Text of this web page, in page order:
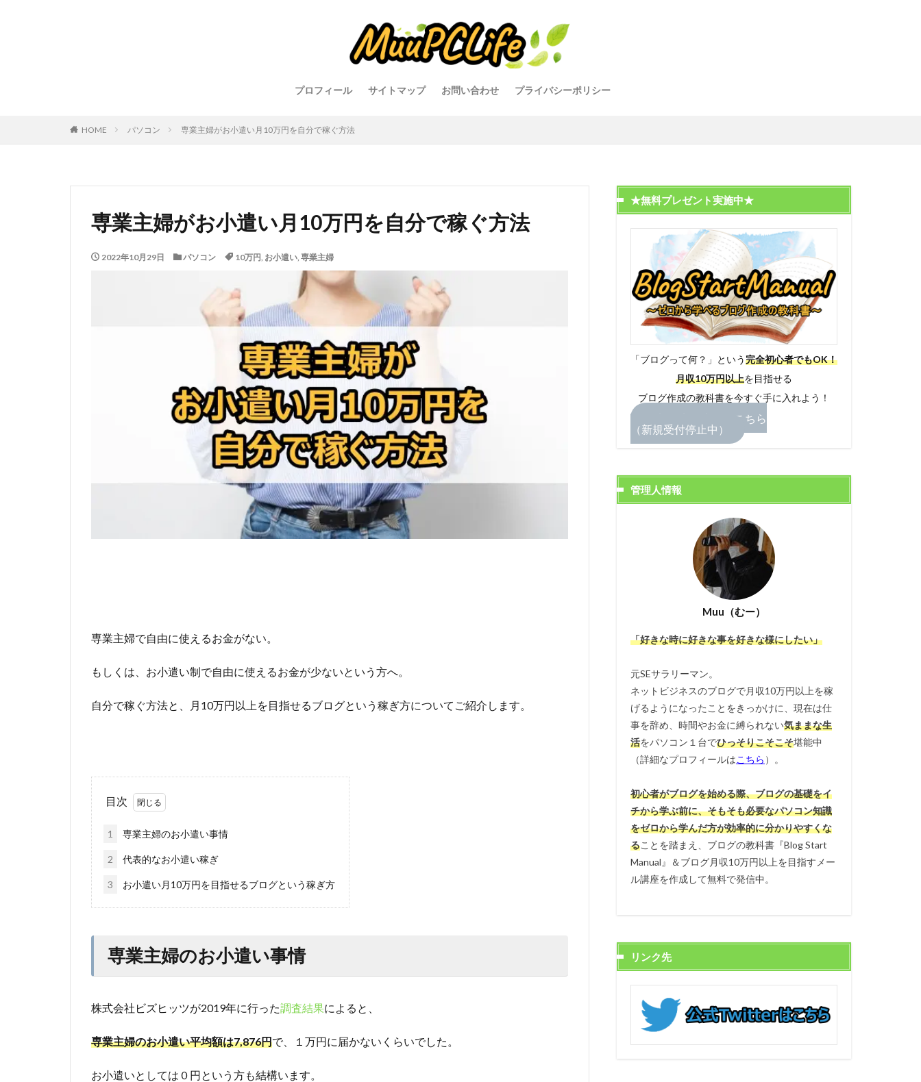
プロフィール サイトマップ お問い合わせ プライバシーポリシー
HOME パソコン 専業主婦がお小遣い月10万円を自分で稼ぐ方法
専業主婦がお小遣い月10万円を自分で稼ぐ方法
2022年10月29日 パソコン 10万円, お小遣い, 専業主婦
専業主婦で自由に使えるお金がない。
もしくは、お小遣い制で自由に使えるお金が少ないという方へ。
自分で稼ぐ方法と、月10万円以上を目指せるブログという稼ぎ方についてご紹介します。
目次
1 専業主婦のお小遣い事情
2 代表的なお小遣い稼ぎ
3 お小遣い月10万円を目指せるブログという稼ぎ方
専業主婦のお小遣い事情
株式会社ビズヒッツが2019年に行った調査結果によると、
専業主婦のお小遣い平均額は7,876円で、１万円に届かないくらいでした。
お小遣いとしては０円という方も結構います。
★無料プレゼント実施中★
「ブログって何？」という完全初心者でもOK！
月収10万円以上を目指せる
ブログ作成の教科書を今すぐ手に入れよう！
無料お申し込みはこちら
（新規受付停止中）
管理人情報
Muu（むー）
「好きな時に好きな事を好きな様にしたい」
元SEサラリーマン。
ネットビジネスのブログで月収10万円以上を稼
げるようになったことをきっかけに、現在は仕
事を辞め、時間やお金に縛られない気ままな生
活をパソコン１台でひっそりこそこそ堪能中
（詳細なプロフィールはこちら ）。
初心者がブログを始める際、ブログの基礎をイ
チから学ぶ前に、そもそも必要なパソコン知識
をゼロから学んだ方が効率的に分かりやすくな
ることを踏まえ、ブログの教科書『Blog Start
Manual』＆ブログ月収10万円以上を目指すメー
ル講座を作成して無料で発信中。
リンク先